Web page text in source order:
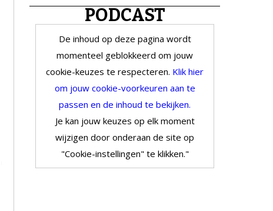
PODCAST
De inhoud op deze pagina wordt
momenteel geblokkeerd om jouw
cookie-keuzes te respecteren. Klik hier
om jouw cookie-voorkeuren aan te
passen en de inhoud te bekijken.
Je kan jouw keuzes op elk moment
wijzigen door onderaan de site op
"Cookie-instellingen" te klikken."